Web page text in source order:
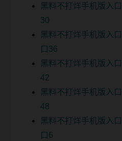
黑料不打烊手机版入
30
黑料不打烊手机版入
口36
黑料不打烊手机版入
42
黑料不打烊手机版入
48
黑料不打烊手机版入
口6